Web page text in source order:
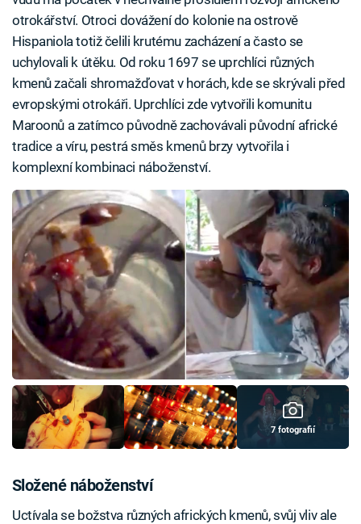
otrokářství. Otroci dovážení do kolonie na ostrově
Hispaniola totiž čelili krutému zacházení a často se
uchylovali k útěku. Od roku 1697 se uprchlíci různých
kmenů začali shromažďovat v horách, kde se skrývali před
evropskými otrokáři. Uprchlíci zde vytvořili komunitu
Maroonů a zatímco původně zachovávali původní africké
tradice a víru, pestrá směs kmenů brzy vytvořila i
komplexní kombinaci náboženství.
7 fotografií
Složené náboženství
Uctívala se božstva různých afrických kmenů, svůj vliv ale